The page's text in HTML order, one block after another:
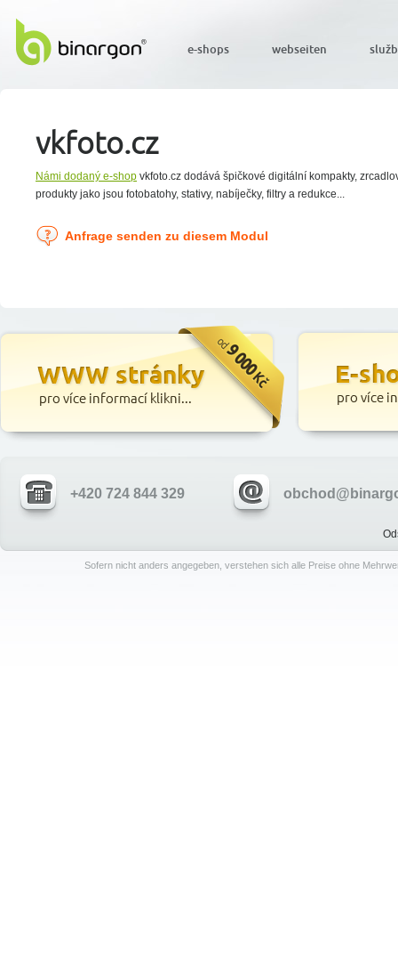
vkfoto.cz
Námi dodaný e-shop vkfoto.cz dodává špičkové digitální kompakty,
produkty jako jsou fotobatohy, stativy, nabíječky, filtry a redukce...
Anfrage senden zu diesem Modul
+420 724 844 329
Sofern nicht anders angegeben, verstehen sich alle Preise ohne
e-shops webseiten